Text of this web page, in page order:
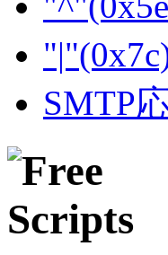
SMTP